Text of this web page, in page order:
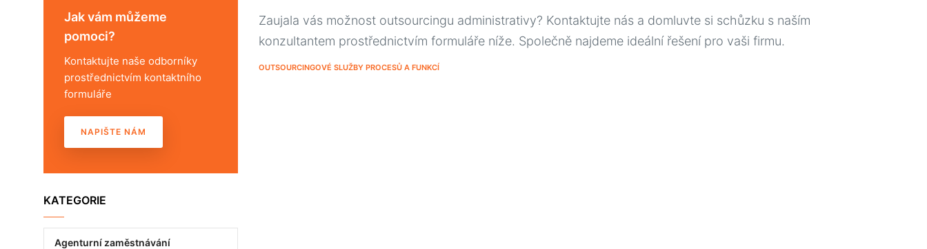
Zaujala vás možnost outsourcingu administrativy? Kontaktujte nás a domluvte si schůzku s naším
konzultantem prostřednictvím formuláře níže. Společně najdeme ideální řešení pro vaši firmu.
OUTSOURCINGOVÉ SLUŽBY PROCESŮ A FUNKCÍ
Jak vám můžeme
pomoci?
Kontaktujte naše odborníky
prostřednictvím kontaktního
formuláře
NAPIŠTE NÁM
KATEGORIE
Agenturní zaměstnávání